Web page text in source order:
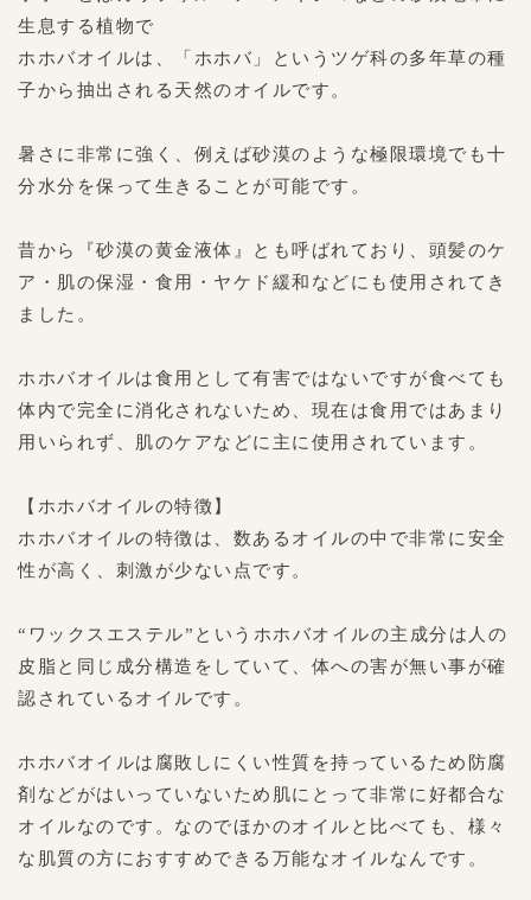
生息する植物で
ホホバオイルは、「ホホバ」というツゲ科の多年草の種
子から抽出される天然のオイルです。
暑さに非常に強く、例えば砂漠のような極限環境でも十
分水分を保って生きることが可能です。
昔から『砂漠の黄金液体』とも呼ばれており、頭髪のケ
ア・肌の保湿・食用・ヤケド緩和などにも使用されてき
ました。
ホホバオイルは食用として有害ではないですが食べても
体内で完全に消化されないため、現在は食用ではあまり
用いられず、肌のケアなどに主に使用されています。
【ホホバオイルの特徴】
ホホバオイルの特徴は、数あるオイルの中で非常に安全
性が高く、刺激が少ない点です。
“ワックスエステル”というホホバオイルの主成分は人の
皮脂と同じ成分構造をしていて、体への害が無い事が確
認されているオイルです。
ホホバオイルは腐敗しにくい性質を持っているため防腐
剤などがはいっていないため肌にとって非常に好都合な
オイルなのです。なのでほかのオイルと比べても、様々
な肌質の方におすすめできる万能なオイルなんです。